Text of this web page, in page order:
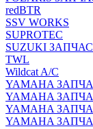
redBTR
SSV WORKS
SUPROTEC
SUZUKI
TWL
Wildcat A/C
YAMAHA
YAMAHA
YAMAHA
YAMAHA